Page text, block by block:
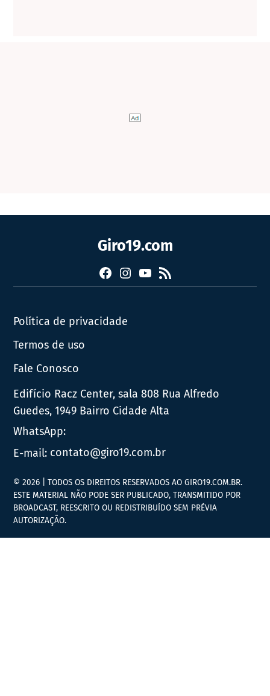
Giro19.com
FacebookInstagram
YouTube
RSS
Política de privacidade
Termos de uso
Fale Conosco
Edifício Racz Center, sala 808 Rua Alfredo
Guedes, 1949 Bairro Cidade Alta
WhatsApp:
E-mail: contato@giro19.com.br
© 2026 | TODOS OS DIREITOS RESERVADOS AO GIRO19.COM.BR.
ESTE MATERIAL NÃO PODE SER PUBLICADO, TRANSMITIDO POR
BROADCAST, REESCRITO OU REDISTRIBUÍDO SEM PRÉVIA
AUTORIZAÇÃO.